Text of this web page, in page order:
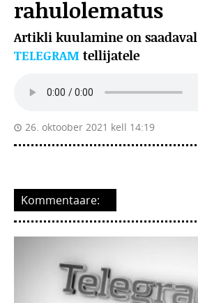
rahulolematus
Artikli kuulamine on saadaval
TELEGRAM tellijatele
26. oktoober 2021 kell 14:19
Kommentaare: